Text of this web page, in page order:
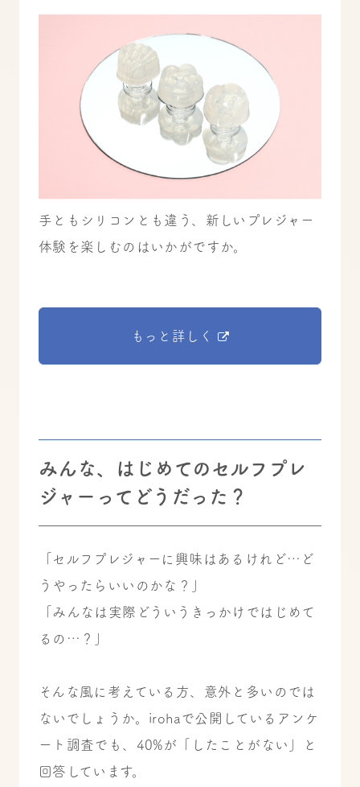
手ともシリコンとも違う、新しいプレジャー
体験を楽しむのはいかがですか。
もっと詳しく
みんな、はじめてのセルフプレ
ジャーってどうだった？
「セルフプレジャーに興味はあるけれど…ど
うやったらいいのかな？」
「みんなは実際どういうきっかけではじめて
るの…？」
そんな風に考えている方、意外と多いのでは
ないでしょうか。irohaで公開しているアンケ
ート調査でも、40%が「したことがない」と
回答しています。